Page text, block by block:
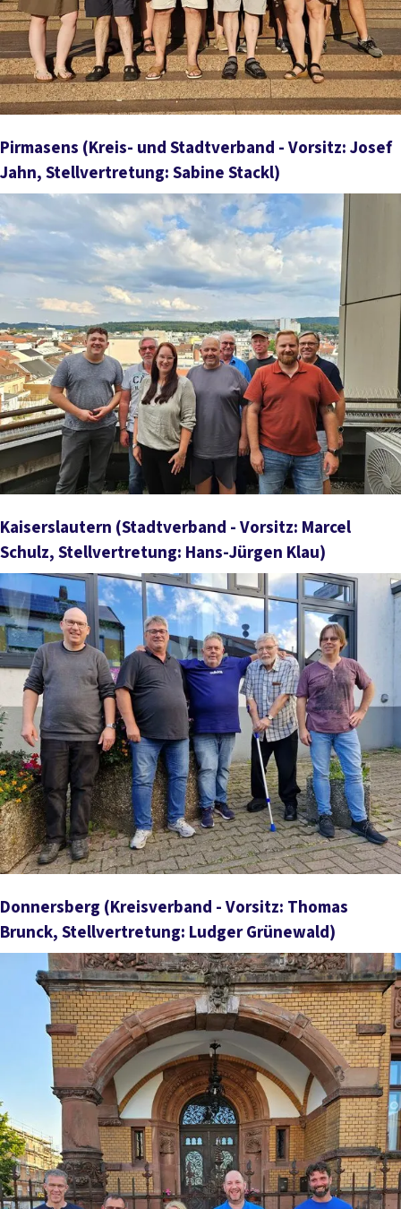
Pirmasens (Kreis- und Stadtverband - Vorsitz: Josef
Jahn, Stellvertretung: Sabine Stackl)
Kaiserslautern (Stadtverband - Vorsitz: Marcel
Schulz, Stellvertretung: Hans-Jürgen Klau)
Donnersberg (Kreisverband - Vorsitz: Thomas
Brunck, Stellvertretung: Ludger Grünewald)